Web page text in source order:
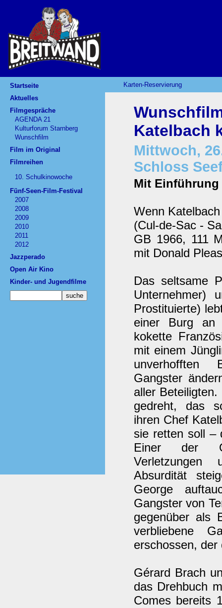
Startseite
Aktuelles
Filmgespräche
AGENDA 21
Kulturforum Starnberg
Wunschfilm
Film im Original
Filmreihen
10. Schulkinowoche
Fünf-Seen-Film-Festival
2007
2008
2009
2010
2011
2012
Jazzperado
Open Air Kino
Kinder- und Jugendfilme
Karten-Reservierung
Katelbach
Mittwoch,
Schloss
Mit
Wenn
(Cul-de-Sac -
GB 1966, 111
mit Donald
Das seltsame
Unternehmer)
Prostituierte)
einer Burg an
kokette
mit einem
unverhofften
Gangster
aller
gedreht, das
ihren Chef
sie retten soll –
Einer der
Absurdität
George
Gangster von
gegenüber als
verbliebene
erschossen,
Gérard Brach
das Drehbuch
Comes bereits